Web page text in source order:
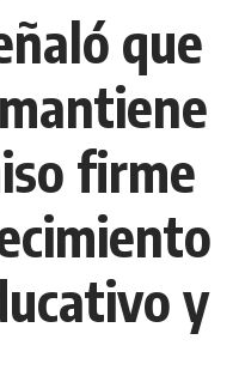
que
firme
y